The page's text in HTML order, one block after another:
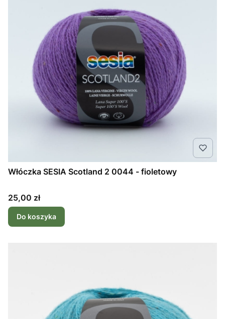
Włóczka SESIA Scotland 2 0044 - fioletowy
Cena
25,00 zł
Do koszyka